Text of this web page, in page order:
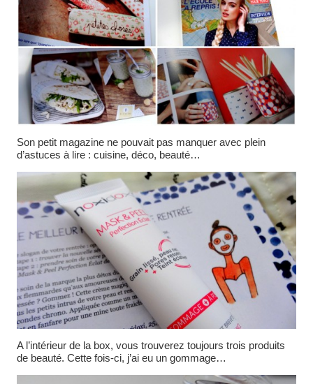
Son petit magazine ne pouvait pas manquer avec plein
d’astuces à lire : cuisine, déco, beauté…
A l’intérieur de la box, vous trouverez toujours trois produits
de beauté. Cette fois-ci, j’ai eu un gommage…